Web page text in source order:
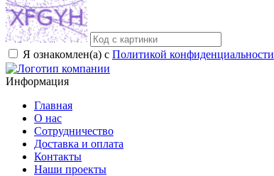
Я ознакомлен(а) с Политикой конфиденциальности
Информация
Главная
О нас
Сотрудничество
Доставка и оплата
Контакты
Наши проекты